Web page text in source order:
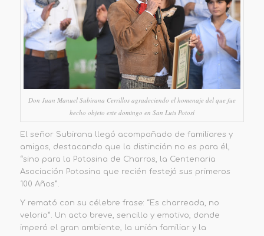
Don Juan Manuel Subirana Cerrillos agradeciendo el homenaje del que fue
hecho objeto este domingo en San Luis Potosí
El señor Subirana llegó acompañado de familiares y
amigos, destacando que la distinción no es para él
“sino para
a Potosina de Charros, la Centenaria
Asociación Potosina que recién festejó sus primeros
100 Años”.
Y remató con su célebre frase: “Es charreada, no
velorio”. Un acto breve, sencillo y emotivo, donde
imperó el gran ambiente, la unión familiar y la